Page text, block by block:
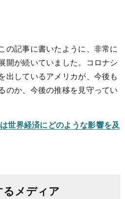
の記事に書いたように、非常に
開が続いていました。コロナシ
出しているアメリカが、今後も
のか、今後の推移を見守ってい
世界経済にどのような影響を及
るメディア